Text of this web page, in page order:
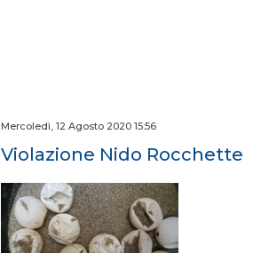
Mercoledì, 12 Agosto 2020 15:56
Violazione Nido Rocchette